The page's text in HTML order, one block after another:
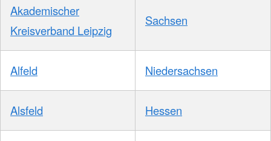
Akademischer
Kreisverband Leipzig
Sachsen
Alfeld Niedersachsen
Alsfeld Hessen